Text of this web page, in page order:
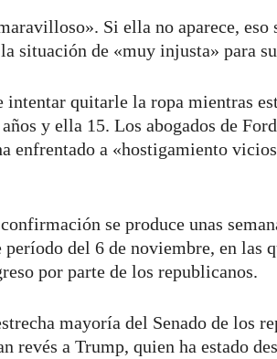
Si ella no aparece, eso
situación de «muy injusta» para
intentar quitarle la ropa mientras
y ella 15. Los abogados de
enfrentado a «hostigamiento
se produce unas
del 6 de noviembre, en las
por parte de los republicanos.
mayoría del Senado de los
revés a Trump, quien ha estado